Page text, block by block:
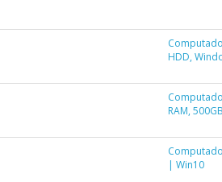
HDD,
RAM,
| Win10